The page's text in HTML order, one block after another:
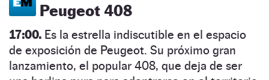
Peugeot 408
17:00. Es la estrella indiscutible en el espacio
de exposición de Peugeot. Su próximo gran
lanzamiento, el popular 408, que deja de ser